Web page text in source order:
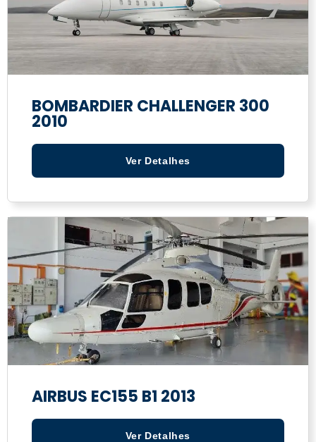
BOMBARDIER CHALLENGER 300
2010
Ver Detalhes
AIRBUS EC155 B1 2013
Ver Detalhes